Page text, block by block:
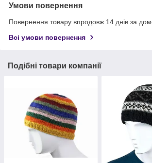
Умови повернення
Повернення товару впродовж 14 днів за
Всі умови повернення
Подібні товари компанії